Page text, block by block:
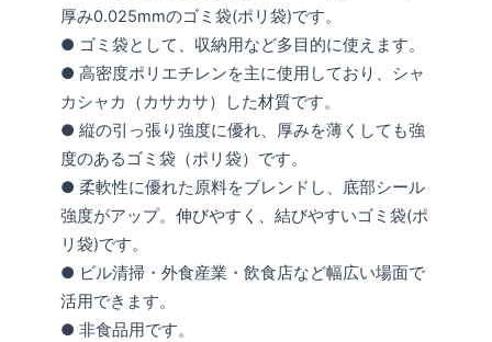
厚み0.025mmのゴミ袋(ポリ袋)です。
● ゴミ袋として、収納用など多目的に使えます。
● 高密度ポリエチレンを主に使用しており、シャ
カシャカ（カサカサ）した材質です。
● 縦の引っ張り強度に優れ、厚みを薄くしても強
度のあるゴミ袋（ポリ袋）です。
● 柔軟性に優れた原料をブレンドし、底部シール
強度がアップ。伸びやすく、結びやすいゴミ袋(ポ
リ袋)です。
● ビル清掃・外食産業・飲食店など幅広い場面で
活用できます。
● 非食品用です。